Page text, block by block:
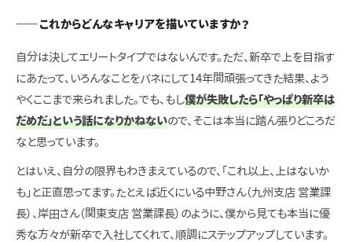
――これからどんなキャリアを描いていますか？
自分は決してエリートタイプではないんです。ただ、新卒で上を目指す
にあたって、いろんなことをバネにして14年間頑張ってきた結果、よう
やくここまで来られました。でも、もし僕が失敗したら「やっぱり新卒は
だめだ」という話になりかねないので、そこは本当に踏ん張りどころだ
なと思っています。
とはいえ、自分の限界もわきまえているので、「これ以上、上はないか
も」と正直思ってます。たとえば近くにいる中野さん（九州支店 営業課
長）、岸田さん（関東支店 営業課長）のように、僕から見ても本当に優
秀な方々が新卒で入社してくれて、順調にステップアップしています。